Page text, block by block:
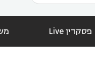
פסקדין Live